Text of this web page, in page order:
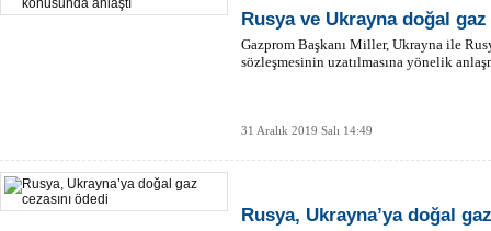
Rusya ve Ukrayna doğal
Gazprom Başkanı Miller, Ukrayna ile
sözleşmesinin uzatılmasına yönelik
31 Aralık 2019 Salı 14:49
Rusya, Ukrayna’ya doğal